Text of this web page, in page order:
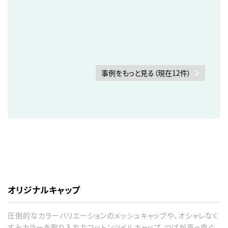
事例をもっと見る（現在12件）
オリジナルキャップ
圧倒的なカラーバリエーションのメッシュキャップや、オシャレなく